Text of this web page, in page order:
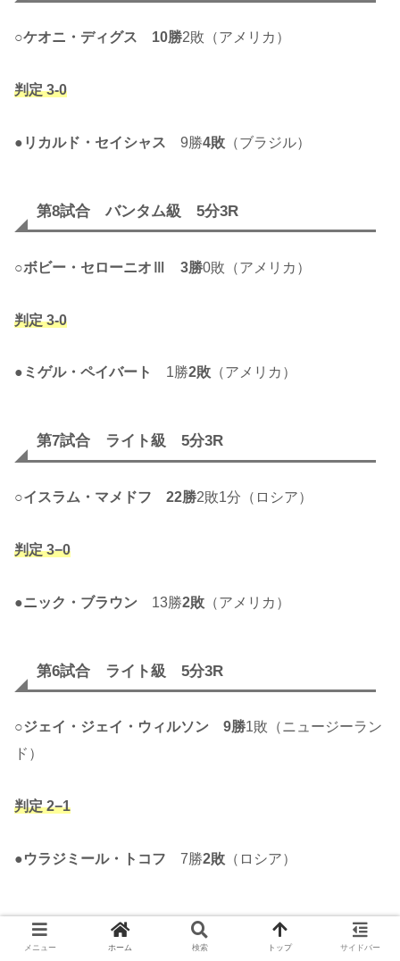
○ケオニ・ディグス 10勝2敗（アメリカ）
判定 3-0
●リカルド・セイシャス 9勝4敗 （ブラジル）
第8試合 バンタム級 5分3R
○ボビー・セローニオⅢ 3勝0敗（アメリカ）
判定 3-0
● ミゲル・ペイバート 1勝2敗 （アメリカ）
第7試合 ライト級 5分3R
○イスラム・マメドフ 22勝2敗1分（ロシア）
判定 3−0
●ニック・ブラウン 13勝2敗 （アメリカ）
第6試合 ライト級 5分3R
○ジェイ・ジェイ・ウィルソン 9勝1敗（ニュージーラン
ド）
判定 2−1
●ウラジミール・トコフ 7勝2敗 （ロシア）
第5試合 ミドル級 5分3R
メニュー ホーム 検索 トップ サイドバー